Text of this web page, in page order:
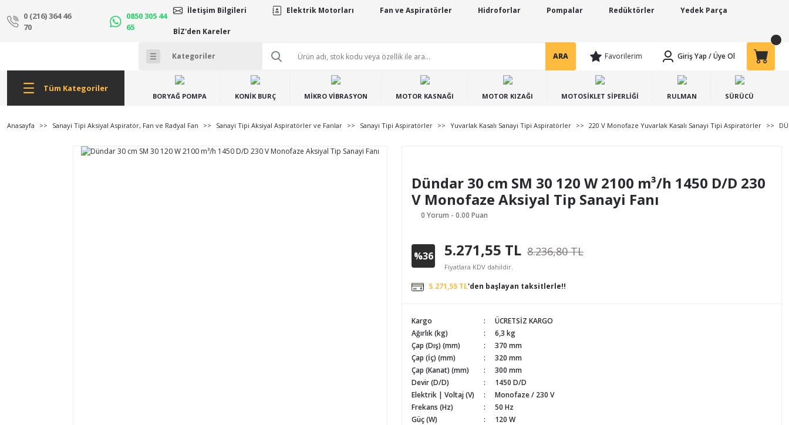
0 (216) 364 46
70
0850 305 44
65
İletişim Bilgileri Elektrik Motorları Fan ve Aspiratörler Hidroforlar Pompalar Redüktörler Yedek Parça
BİZ'den Kareler
ARA Favorilerim Giriş Yap /Üye Ol
Tüm Kategoriler
BORYAĞ POMPA KONİK BURÇ MİKRO VİBRASYON MOTOR KASNAĞI MOTOR KIZAĞI MOTOSİKLET SİPERLİĞİ RULMAN SÜRÜCÜ
Anasayfa Sanayi Tipi Aksiyal Aspiratör, Fan ve Radyal Fan Sanayi Tipi Aksiyal Aspiratörler ve Fanlar Sanayi Tipi Aspiratörler Yuvarlak Kasalı Sanayi Tipi Aspiratörler 220 V Monofaze Yuvarlak Kasalı Sanayi Tipi Aspiratörler
Dündar 30 cm SM 30 120 W 2100 m³/h 1450 D/D 230
V Monofaze Aksiyal Tip Sanayi Fanı
0 Yorum - 0.00 Puan
%36 5.271,55 TL 8.236,80 TL
Fiyatlara KDV dahildir.
5.271,55 TL'den başlayan taksitlerle!!
Kargo
ÜCRETSİZ KARGO
Ağırlık (kg)
6,3 kg
Çap (Dış) (mm)
370 mm
Çap (İç) (mm)
320 mm
Çap (Kanat) (mm)
300 mm
Devir (D/D)
1450 D/D
Elektrik | Voltaj (V)
Monofaze / 230 V
Frekans (Hz)
50 Hz
Güç (W)
120 W